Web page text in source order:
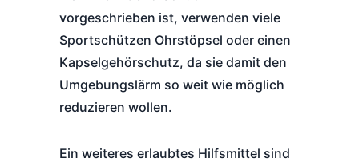
vorgeschrieben ist, verwenden viele
Sportschützen Ohrstöpsel oder einen
Kapselgehörschutz, da sie damit den
Umgebungslärm so weit wie möglich
reduzieren wollen.
Ein weiteres erlaubtes Hilfsmittel sind